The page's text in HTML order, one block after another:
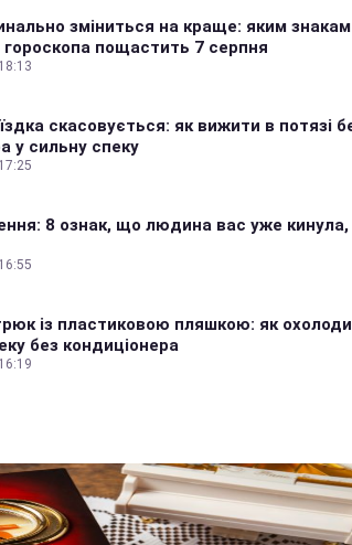
зміниться на краще: яким знакам
гороскопа пощастить 7 серпня
скасовується: як вижити в потязі
у сильну спеку
8 ознак, що людина вас уже кинула,
із пластиковою пляшкою: як
без кондиціонера